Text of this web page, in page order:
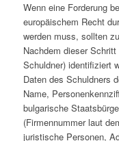
Wenn eine Forderung
europäischem Recht
werden muss, sollten
Nachdem dieser
Schuldner) identifiziert
Daten des Schuldners
Name,
bulgarische
(Firmennummer laut
juristische Personen,